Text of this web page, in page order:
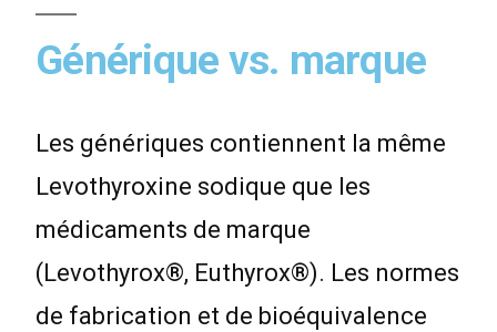
Générique vs. marque
Les génériques contiennent la même
Levothyroxine sodique que les
médicaments de marque
(Levothyrox®, Euthyrox®). Les normes
de fabrication et de bioéquivalence